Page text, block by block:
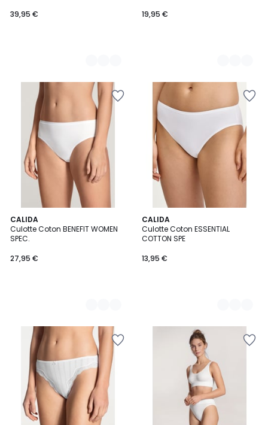
39,95 €
19,95 €
CALIDA
Culotte Coton BENEFIT WOMEN
SPEC.
27,95 €
4
Couleurs
CALIDA
Culotte Coton ESSENTIAL
COTTON SPE
13,95 €
5
Couleurs